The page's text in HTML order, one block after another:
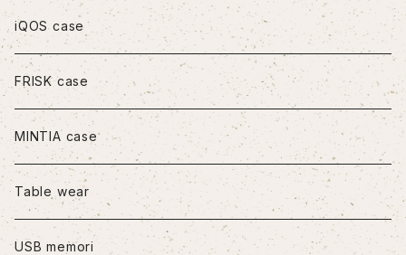
iPhone11
iPhone11Pro
iPhone11Pro Max
iPhone12/12Pro
iPhone12mini
iQOS case
FRISK case
MINTIA case
Table wear
USB memori